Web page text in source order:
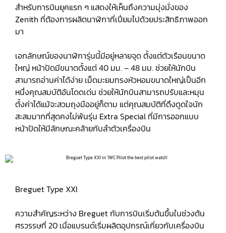
สำหรับการบินยุคแรก ๆ แสดงให้เห็นถึงความมุ่งมั่งของ
Zenith ที่ต้องการผลิตนาฬิกาที่เปี่ยมไปด้วยประสิทธิภาพออก
มา
เอกลักษณ์ของนาฬิการุ่นนี้มีอยู่หลายจุด ตั้งแต่ตัวเรือนขนาด
ใหญ่ หน้าปัดมีขนาดตั้งแต่ 40 มม. – 48 มม. ช่วยให้นักบิน
สามารถอ่านค่าได้ง่าย เม็ดมะยมทรงหัวหอมขนาดใหญ่เป็นอีก
หนึ่งคุณสมบัติอันโดดเด่น ช่วยให้นักบินสามารถปรับและหมุน
ตั้งค่าได้แม้จะสวมถุงมืออยู่ก็ตาม แต่คุณสมบัติที่ดึงดูดใจนัก
สะสมมากที่สุดคงไม่พ้นรุ่น Extra Special ที่มีการออกแบบ
หน้าปัดให้มีลักษณะคล้ายกับลำตัวเครื่องบิน
Breguet Type XXI
ความสำคัญระหว่าง Breguet กับการบินเริ่มต้นขึ้นในช่วงต้น
ศรวรรษที่ 20 เมื่อแบรนด์เริ่มผลิตอุปกรณ์เกี่ยวกับเครื่องบิน